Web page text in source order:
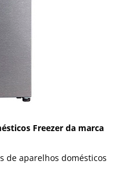
Freezer da marca
de aparelhos domésticos